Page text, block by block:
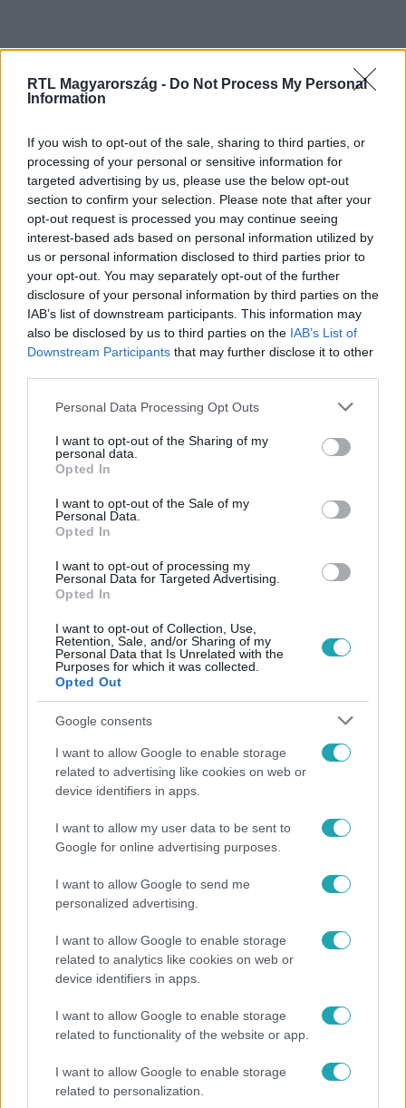
RTL Magyarország - Do Not Process My Personal
Information
If you wish to opt-out of the sale, sharing to third parties, or
processing of your personal or sensitive information for
targeted advertising by us, please use the below opt-out
section to confirm your selection. Please note that after your
opt-out request is processed you may continue seeing
interest-based ads based on personal information utilized by
us or personal information disclosed to third parties prior to
your opt-out. You may separately opt-out of the further
disclosure of your personal information by third parties on the
IAB’s list of downstream participants. This information may
also be disclosed by us to third parties on the IAB’s List of
Downstream Participants that may further disclose it to other
Please note that this website/app uses one or more Google
not limited to your visit or usage behaviour. You may click to
grant or deny consent to Google and its third-party tags to
use your data for below specified purposes in below Google
consent section.
Personal Data Processing Opt Outs
I want to opt-out of the Sharing of my
personal data.
Opted In
I want to opt-out of the Sale of my
Personal Data.
Opted In
I want to opt-out of processing my
Personal Data for Targeted Advertising.
Opted In
I want to opt-out of Collection, Use,
Retention, Sale, and/or Sharing of my
Personal Data that Is Unrelated with the
Purposes for which it was collected.
Opted Out
Google consents
I want to allow Google to enable storage
related to advertising like cookies on web or
device identifiers in apps.
I want to allow my user data to be sent to
Google for online advertising purposes.
I want to allow Google to send me
personalized advertising.
I want to allow Google to enable storage
related to analytics like cookies on web or
device identifiers in apps.
I want to allow Google to enable storage
related to functionality of the website or app.
I want to allow Google to enable storage
related to personalization.
Kövess minket, és értesülj a friss hírekről a
Facebookon is!
Követem
#KÜLFÖLD #EURÓPA-BAJNOKSÁG #EB-SELEJTEZŐ
Népszerű
Horoszkóp
Ennek a 3 csillagjegynek váratlan sikereket hozhat